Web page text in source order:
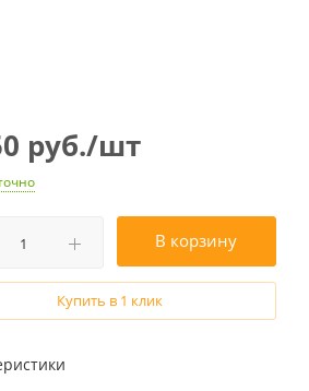
руб./шт
В корзину
Купить в 1 клик